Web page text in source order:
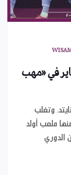
في «مهب
وتغلب
ملعب أولد
السبت، لحساب الجولة الـ11 من الدوري